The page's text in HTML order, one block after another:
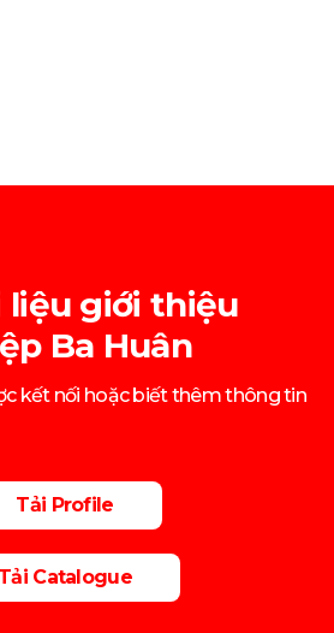
liệu giới thiệu
Ba Huân
kết nối hoặc biết thêm thông tin
Tải Profile
Tải Catalogue